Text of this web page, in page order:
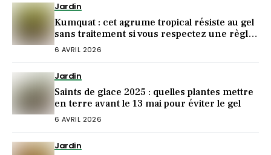
Jardin
Kumquat : cet agrume tropical résiste au gel
sans traitement si vous respectez une règle
de plantation
6 AVRIL 2026
Jardin
Saints de glace 2025 : quelles plantes mettre
en terre avant le 13 mai pour éviter le gel
6 AVRIL 2026
Jardin